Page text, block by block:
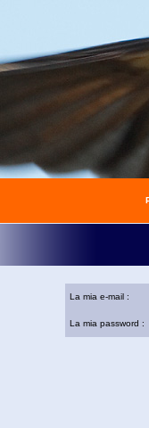
La mia e-mail :
La mia password :